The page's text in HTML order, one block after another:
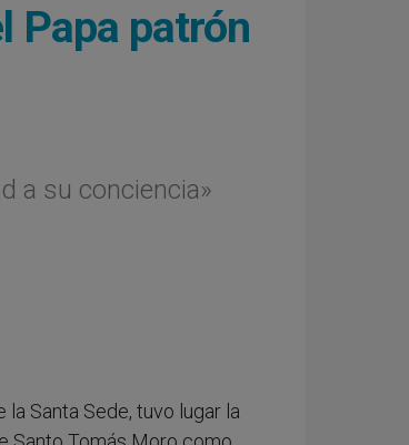
Papa patrón
a su conciencia»
la Santa Sede, tuvo lugar la